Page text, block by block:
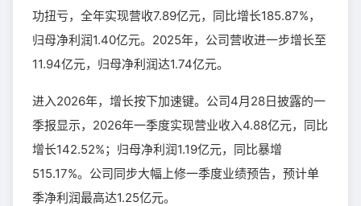
功扭亏，全年实现营收7.89亿元，同比增长185.87%，
归母净利润1.40亿元。2025年，公司营收进一步增长至
11.94亿元，归母净利润达1.74亿元。
进入2026年，增长按下加速键。公司4月28日披露的一
季报显示，2026年一季度实现营业收入4.88亿元，同比
增长142.52%；归母净利润1.19亿元，同比暴增
515.17%。公司同步大幅上修一季度业绩预告，预计单
季净利润最高达1.25亿元。